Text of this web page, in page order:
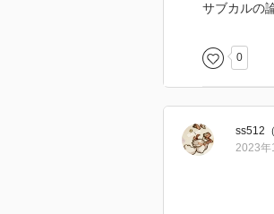
サブカルの
0
ss512（
2023年